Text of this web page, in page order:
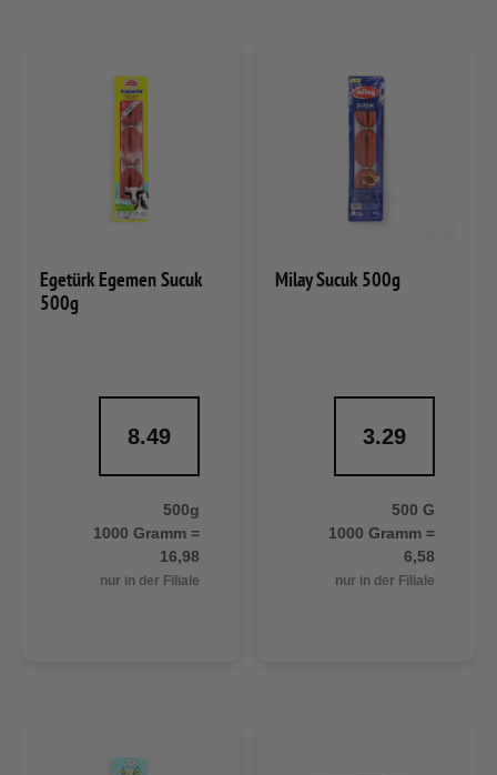
Egetürk Egemen Sucuk
500g
8.49
500g
1000 Gramm =
16,98
nur in der Filiale
Milay Sucuk 500g
3.29
500 G
1000 Gramm =
6,58
nur in der Filiale